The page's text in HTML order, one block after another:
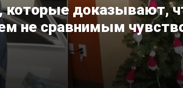
которые доказывают,
не сравнимым